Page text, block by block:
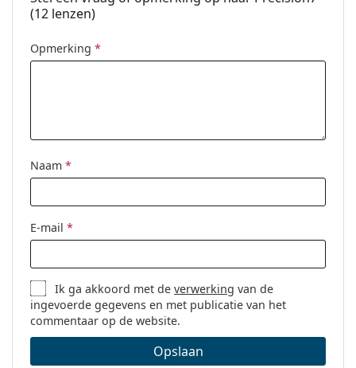
dragen prefereren.
Veelgestelde vragen
Hoe lang kun je Precision7 dragen?
Kun je slapen met Precision7?
Het is een medisch hulpmiddel. Lees de instructies
voor gebruik.
(12 lenzen)
Opmerking *
Naam *
E-mail *
Ik ga akkoord met deverwerking van de
ingevoerde gegevens en met publicatie van het
commentaar op de website.
Opslaan